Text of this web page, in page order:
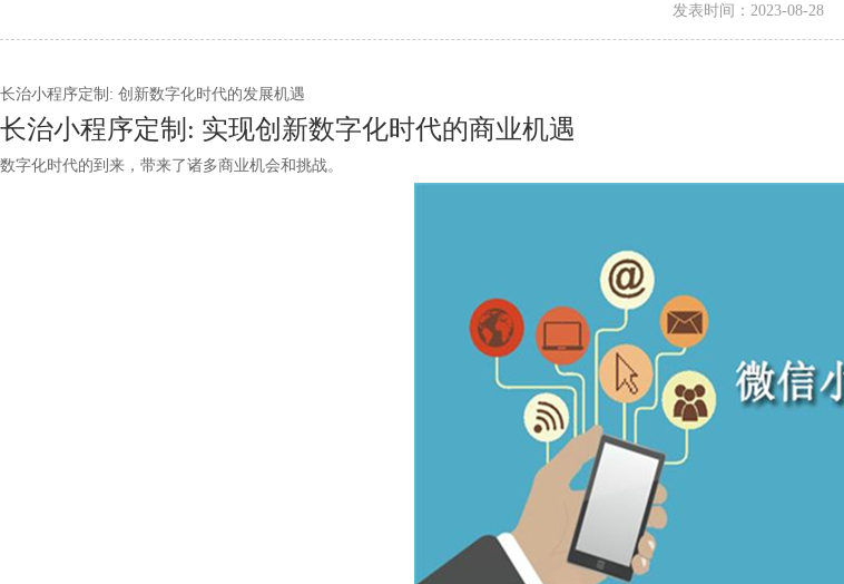
发表时间：2023-08-28
长治小程序定制: 创新数字化时代的发展机遇
长治小程序定制: 实现创新数字化时代的商业机遇
数字化时代的到来，带来了诸多商业机会和挑战。